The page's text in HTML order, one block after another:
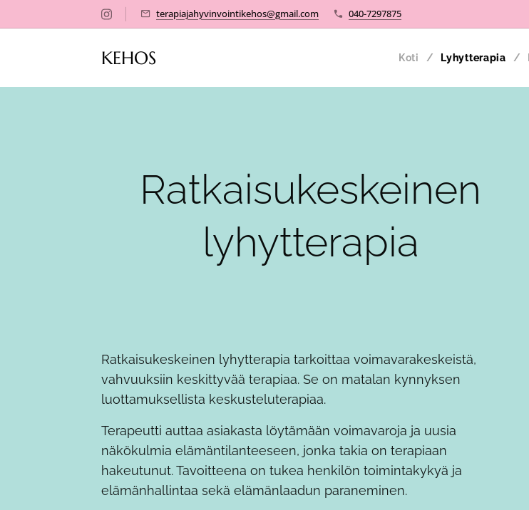
terapiajahyvinvointikehos@gmail.com 040-7297875
KEHOS Koti Lyhytterapia
Ratkaisukeskeinen
lyhytterapia
Ratkaisukeskeinen lyhytterapia tarkoittaa voimavarakeskeistä,
vahvuuksiin keskittyvää terapiaa. Se on matalan kynnyksen
luottamuksellista keskusteluterapiaa.
Terapeutti auttaa asiakasta löytämään voimavaroja ja uusia
näkökulmia elämäntilanteeseen, jonka takia on terapiaan
hakeutunut. Tavoitteena on tukea henkilön toimintakykyä ja
elämänhallintaa sekä elämänlaadun paraneminen.